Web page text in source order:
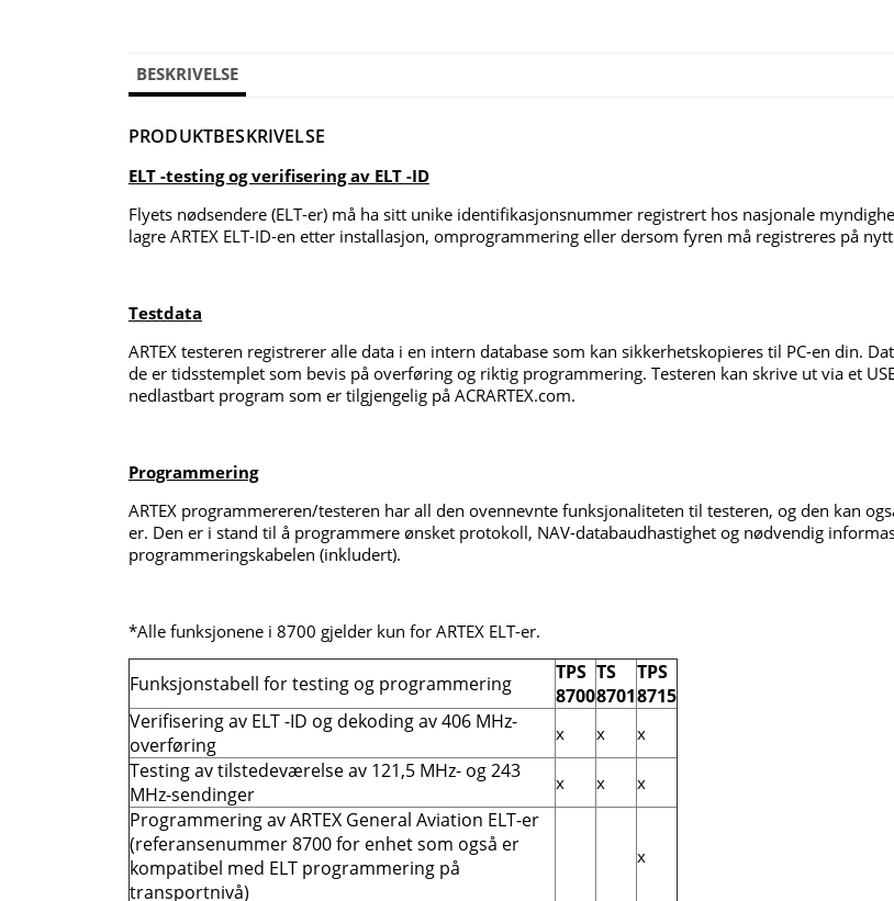
BESKRIVELSE
PRODUKTBESKRIVELSE
ELT -testing og verifisering av ELT -ID
Flyets nødsendere (ELT-er) må ha sitt unike identifikasjonsnummer registrert hos nasjonale
lagre ARTEX ELT-ID-en etter installasjon, omprogrammering eller dersom fyren må registreres på
Testdata
ARTEX testeren registrerer alle data i en intern database som kan sikkerhetskopieres til PC-en din.
de er tidsstemplet som bevis på overføring og riktig programmering. Testeren kan skrive ut via et
nedlastbart program som er tilgjengelig på ACRARTEX.com.
Programmering
ARTEX programmereren/testeren har all den ovennevnte funksjonaliteten til testeren, og den kan
er. Den er i stand til å programmere ønsket protokoll, NAV-databaudhastighet og nødvendig
programmeringskabelen (inkludert).
*Alle funksjonene i 8700 gjelder kun for ARTEX ELT-er.
Funksjonstabell for testing og programmering
TPS
8700
TS
8701
TPS
8715
Verifisering av ELT -ID og dekoding av 406 MHz-
overføring
x x x
Testing av tilstedeværelse av 121,5 MHz- og 243
MHz-sendinger
x x x
Programmering av ARTEX General Aviation ELT-er
(referansenummer 8700 for enhet som også er
kompatibel med ELT programmering på
transportnivå)
x